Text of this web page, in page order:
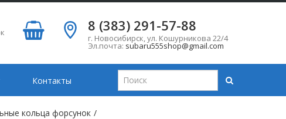
8 (383) 291-57-88
г. Новосибирск,ул. Кошурникова 22/4
Эл.почта: subaru555shop@gmail.com
Контакты
кольца форсунок /